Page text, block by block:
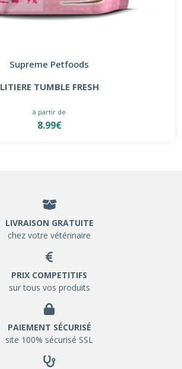
Supreme Petfoods
LITIERE TUMBLE FRESH
à partir de
8.99€
LIVRAISON GRATUITE
chez votre vétérinaire
PRIX COMPETITIFS
sur tous vos produits
PAIEMENT SÉCURISÉ
site 100% sécurisé SSL